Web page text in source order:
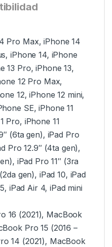
Pro Max, iPhone 14
iPhone 14, iPhone
13 Pro, iPhone 13,
12 Pro Max,
12, iPhone 12 mini,
SE, iPhone 11
Pro, iPhone 11
(6ta gen), iPad Pro
Pro 12.9″ (4ta gen),
iPad Pro 11″ (3ra
gen), iPad 10, iPad
iPad Air 4, iPad mini
16 (2021), MacBook
Pro 15 (2016 –
14 (2021), MacBook